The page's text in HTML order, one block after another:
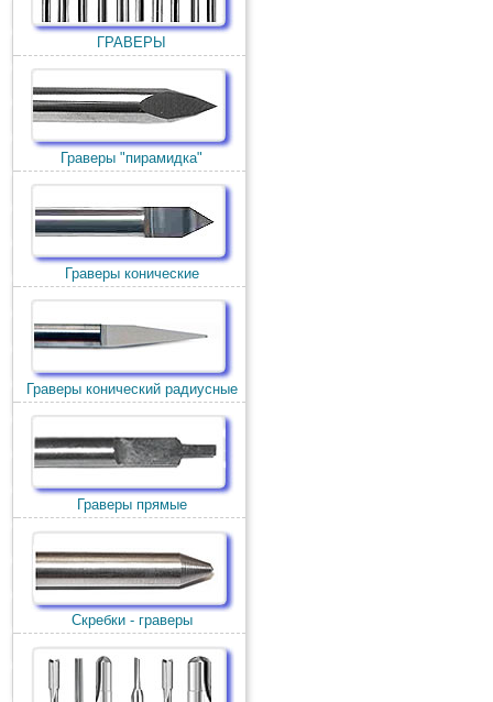
ГРАВЕРЫ
Граверы "пирамидка"
Граверы конические
Граверы конический радиусные
Граверы прямые
Скребки - граверы